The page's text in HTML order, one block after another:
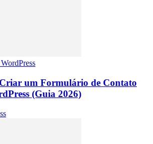
um Formulário de Contato
(Guia 2026)